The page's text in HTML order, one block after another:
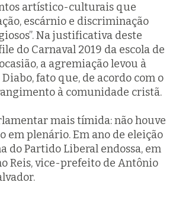
artístico-culturais que
escárnio e discriminação
Na justificativa deste
do Carnaval 2019 da escola de
a agremiação levou à
fato que, de acordo com o
à comunidade cristã.
mais tímida: não houve
plenário. Em ano de eleição
do Partido Liberal endossa, em
Reis, vice-prefeito de Antônio